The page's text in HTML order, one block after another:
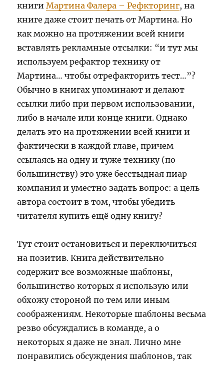
книгиМартина Фалера – Рефкторинг, на
книге даже стоит печать от Мартина. Но
как можно на протяжении всей книги
вставлять рекламные отсылки: “и тут мы
используем рефактор технику от
Мартина… чтобы отрефакторить тест…”?
Обычно в книгах упоминают и делают
ссылки либо при первом использовании,
либо в начале или конце книги. Однако
делать это на протяжении всей книги и
фактически в каждой главе, причем
ссылаясь на одну и туже технику (по
большинству) это уже бесстыдная пиар
компания и уместно задать вопрос: а цель
автора состоит в том, чтобы убедить
читателя купить ещё одну книгу?
Тут стоит остановиться и переключиться
на позитив. Книга действительно
содержит все возможные шаблоны,
большинство которых я использую или
обхожу стороной по тем или иным
соображениям. Некоторые шаблоны весьма
резво обсуждались в команде, а о
некоторых я даже не знал. Лично мне
понравились обсуждения шаблонов, так